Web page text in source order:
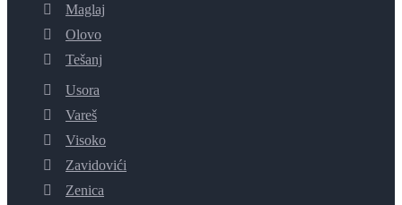
Maglaj
Olovo
Tešanj
Usora
Vareš
Visoko
Zavidovići
Zenica